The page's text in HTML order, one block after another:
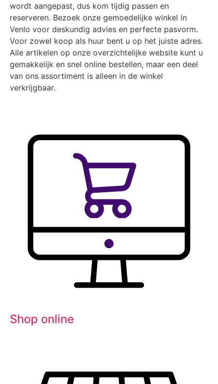
wordt aangepast, dus kom tijdig passen en
reserveren. Bezoek onze gemoedelijke winkel in
Venlo voor deskundig advies en perfecte pasvorm.
Voor zowel koop als huur bent u op het juiste adres.
Alle artikelen op onze overzichtelijke website kunt u
gemakkelijk en snel online bestellen, maar een deel
van ons assortiment is alleen in de winkel
verkrijgbaar.
Shop online